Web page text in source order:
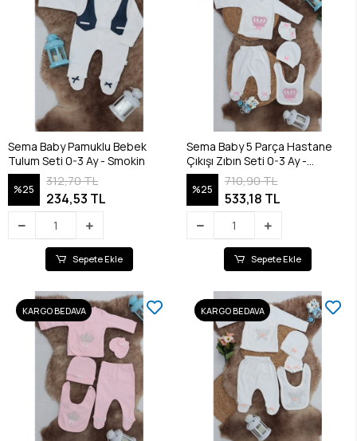
Sema Baby Pamuklu Bebek
Tulum Seti 0-3 Ay - Smokin
%25
312,70 TL
234,53 TL
Sepete Ekle
Sema Baby 5 Parça Hastane
Çıkışı Zıbın Seti 0-3 Ay -
Princess
%25
710,90 TL
533,18 TL
Sepete Ekle
KARGO BEDAVA KARGO BEDAVA